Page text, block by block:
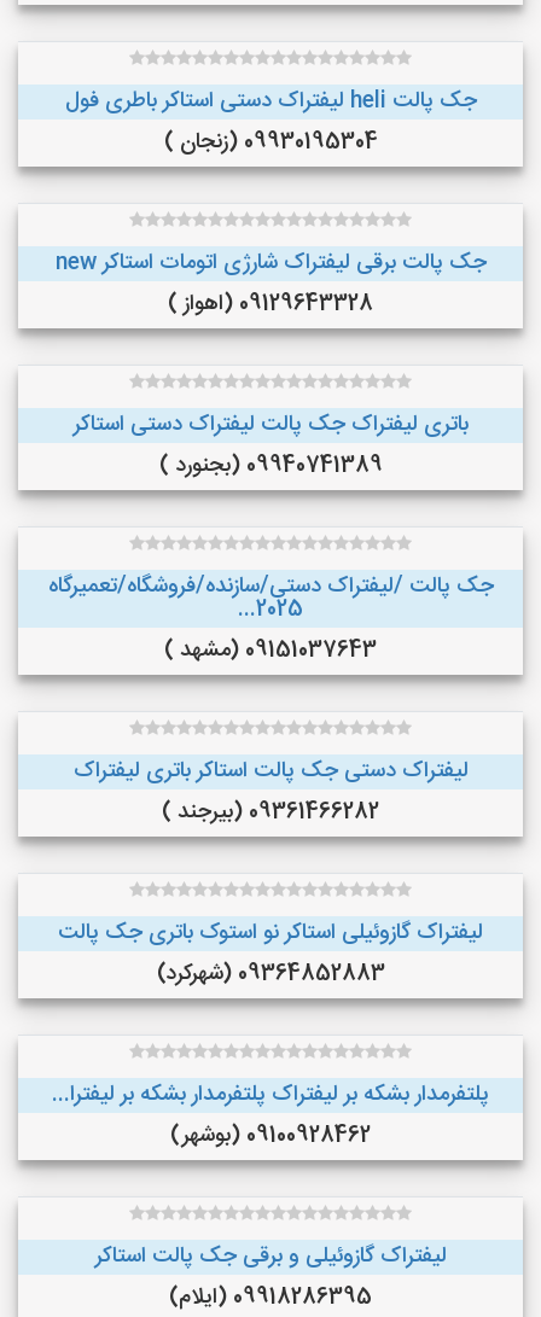
جک پالت heli لیفتراک دستی استاکر باطری فول
09930195304 (زنجان )
جک پالت برقی لیفتراک شارژی اتومات استاکر new
09129643328 (اهواز )
باتری لیفتراک جک پالت لیفتراک دستی استاکر
09940741389 (بجنورد )
جک پالت /لیفتراک دستی/سازنده/فروشگاه/تعمیرگاه
2025...
09151037643 (مشهد )
لیفتراک دستی جک پالت استاکر باتری لیفتراک
09361466282 (بیرجند )
لیفتراک گازوئیلی استاکر نو استوک باتری جک پالت
09364852883 (شهرکرد)
پلتفرمدار بشکه بر لیفتراک پلتفرمدار بشکه بر لیفترا...
09100928462 (بوشهر)
لیفتراک گازوئیلی و برقی جک پالت استاکر
09918286395 (ایلام)